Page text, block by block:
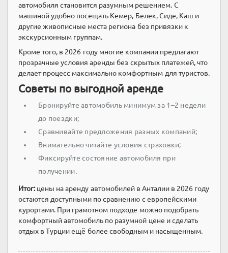
автомобиля становится разумным решением. С
машиной удобно посещать Кемер, Белек, Сиде, Каш и
другие живописные места региона без привязки к
экскурсионным группам.
Кроме того, в 2026 году многие компании предлагают
прозрачные условия аренды без скрытых платежей, что
делает процесс максимально комфортным для туристов.
Советы по выгодной аренде
Бронируйте автомобиль минимум за 1–2 недели
до поездки;
Сравнивайте предложения разных компаний;
Внимательно читайте условия страховки;
Фиксируйте состояние автомобиля при
получении.
Итог:цены на аренду автомобилей в Анталии в 2026 году
остаются доступными по сравнению с европейскими
курортами. При грамотном подходе можно подобрать
комфортный автомобиль по разумной цене и сделать
отдых в Турции ещё более свободным и насыщенным.